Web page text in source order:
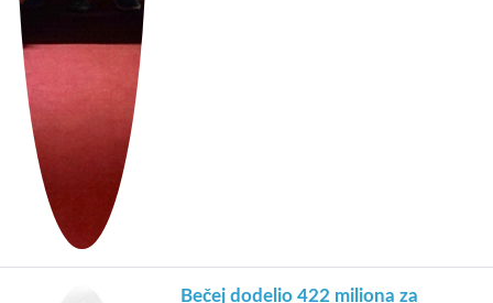
Bečej dodelio 422 miliona za